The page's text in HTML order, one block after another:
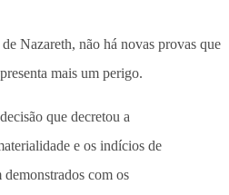
Nazareth, não há novas provas que
mais um perigo.
que decretou a
e os indícios de
com os